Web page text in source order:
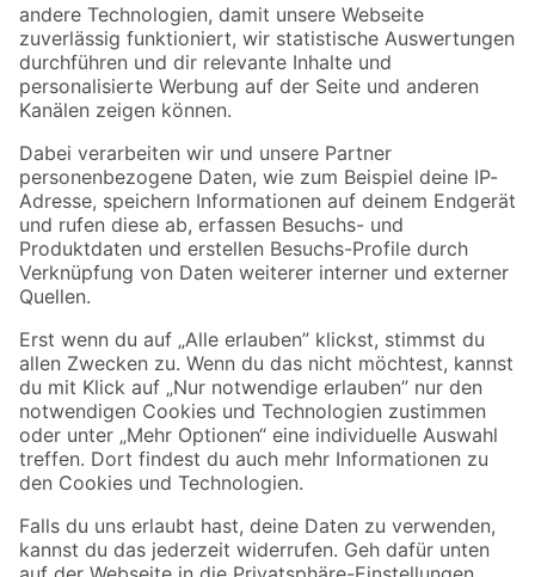
Zur Newsletter Anmeldung
Folge uns
Zahlungsarten Versandarten
Sicher einkaufen
Jetzt die toom-App herunterladen
Alle Preisangaben in EUR inkl. gesetzl. MwSt.. Die dargestellten Angebote sind unter